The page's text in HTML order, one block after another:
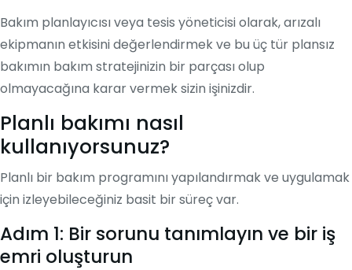
Bakım planlayıcısı veya tesis yöneticisi olarak, arızalı
ekipmanın etkisini değerlendirmek ve bu üç tür plansız
bakımın bakım stratejinizin bir parçası olup
olmayacağına karar vermek sizin işinizdir.
Planlı bakımı nasıl
kullanıyorsunuz?
Planlı bir bakım programını yapılandırmak ve uygulamak
için izleyebileceğiniz basit bir süreç var.
Adım 1: Bir sorunu tanımlayın ve bir iş
emri oluşturun